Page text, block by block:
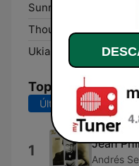
Sunnyvale:
Thousand Oaks: 91.1
Ukiah:
92.5 FM
Top Canciones
Últimos 7 días
1 Jean
Andrés